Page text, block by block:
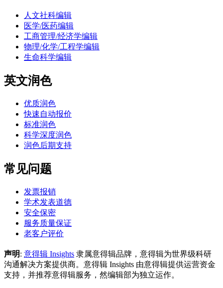
人文社科编辑
医学/医药编辑
工商管理/经济学编辑
物理/化学/工程学编辑
生命科学编辑
英文润色
优质润色
快速自动报价
标准润色
科学深度润色
润色后期支持
常见问题
发票报销
学术发表道德
安全保密
服务质量保证
老客户评价
声明: 意得辑 Insights 隶属意得辑品牌，意得辑为世界级科研
沟通解决方案提供商。意得辑 Insights 由意得辑提供运营资金
支持，并推荐意得辑服务，然编辑部为独立运作。